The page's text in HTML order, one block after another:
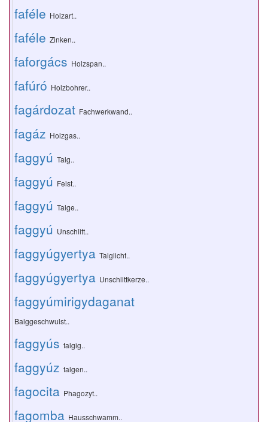
faféle Holzart..
faféle Zinken..
faforgács Holzspan..
fafúró Holzbohrer..
fagárdozat Fachwerkwand..
fagáz Holzgas..
faggyú Talg..
faggyú Feist..
faggyú Talge..
faggyú Unschlitt..
faggyúgyertya Talglicht..
faggyúgyertya Unschlittkerze..
faggyúmirigydaganat
Balggeschwulst..
faggyús talgig..
faggyúz talgen..
fagocita Phagozyt..
fagomba Hausschwamm..